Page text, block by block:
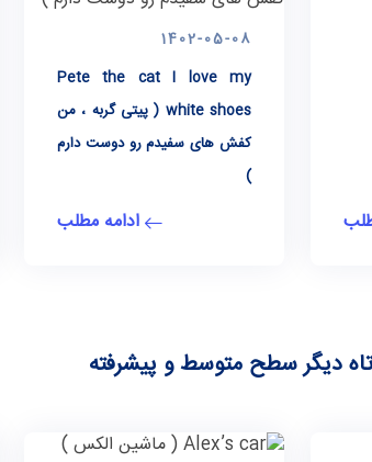
1402-05-08
Pete the cat I love my
white shoes ( پیتی گربه ، من
کفش های سفیدم رو دوست دارم
)
ادامه مطلب
دیگر سطح متوسط و پیشرفته